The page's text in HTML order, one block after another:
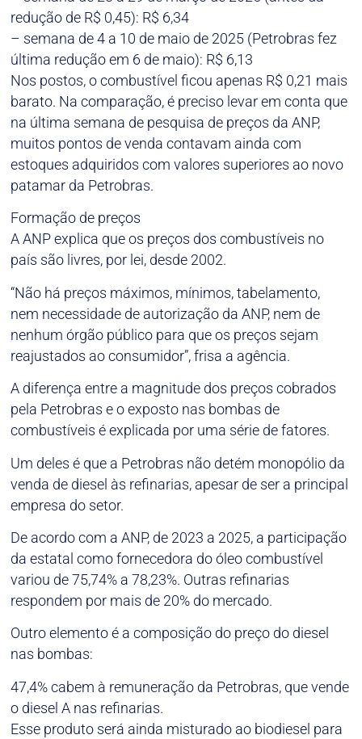
redução de R$ 0,45): R$ 6,34
– semana de 4 a 10 de maio de 2025 (Petrobras fez
última redução em 6 de maio): R$ 6,13
Nos postos, o combustível ficou apenas R$ 0,21 mais
barato. Na comparação, é preciso levar em conta que
na última semana de pesquisa de preços da ANP,
muitos pontos de venda contavam ainda com
estoques adquiridos com valores superiores ao novo
patamar da Petrobras.
Formação de preços
A ANP explica que os preços dos combustíveis no
país são livres, por lei, desde 2002.
“Não há preços máximos, mínimos, tabelamento,
nem necessidade de autorização da ANP, nem de
nenhum órgão público para que os preços sejam
reajustados ao consumidor”, frisa a agência.
A diferença entre a magnitude dos preços cobrados
pela Petrobras e o exposto nas bombas de
combustíveis é explicada por uma série de fatores.
Um deles é que a Petrobras não detém monopólio da
venda de diesel às refinarias, apesar de ser a principal
empresa do setor.
De acordo com a ANP, de 2023 a 2025, a participação
da estatal como fornecedora do óleo combustível
variou de 75,74% a 78,23%. Outras refinarias
respondem por mais de 20% do mercado.
Outro elemento é a composição do preço do diesel
nas bombas:
47,4% cabem à remuneração da Petrobras, que vende
o diesel A nas refinarias.
Esse produto será ainda misturado ao biodiesel para